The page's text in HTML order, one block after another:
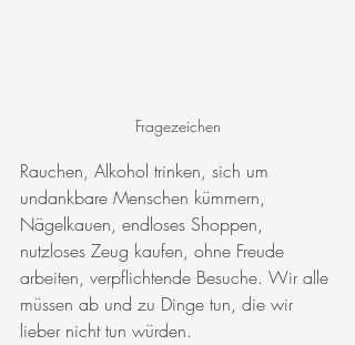
Fragezeichen
Rauchen, Alkohol trinken, sich um
undankbare Menschen kümmern,
Nägelkauen, endloses Shoppen,
nutzloses Zeug kaufen, ohne Freude
arbeiten, verpflichtende Besuche. Wir alle
müssen ab und zu Dinge tun, die wir
lieber nicht tun würden.